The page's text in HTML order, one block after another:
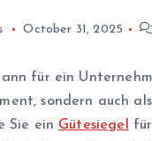
October 31, 2025
für ein
sondern auch
Sie ein Gütesiegel